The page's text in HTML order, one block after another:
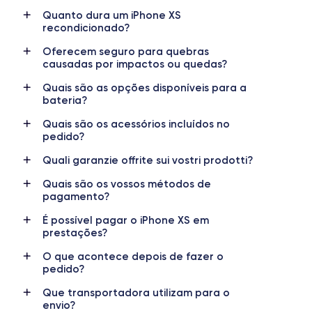
Dimensions
Résolution écran
4 GO 64,256,512 GO
Nom de la puce
Apple A12 Bionic
Nombre de cœurs
Nom GPU
GPU 4 cœurs
12 MP 7 MP
Résolution vidéo
4K - 3840x2160px
Recharge rapide
Oui, minimum 15W
Quanto dura um iPhone XS
recondicionado?
Oferecem seguro para quebras
causadas por impactos ou quedas?
Quais são as opções disponíveis para a
bateria?
Quais são os acessórios incluídos no
pedido?
Quali garanzie offrite sui vostri prodotti?
Quais são os vossos métodos de
pagamento?
É possível pagar o iPhone XS em
prestações?
O que acontece depois de fazer o
pedido?
Que transportadora utilizam para o
envio?